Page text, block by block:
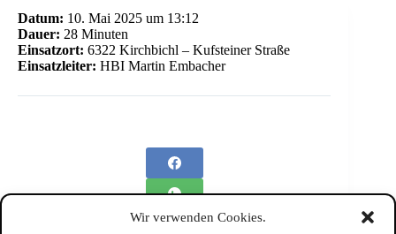
Wir verwenden Cookies.
Datum: 10. Mai 2025 um 13:12
Dauer: 28 Minuten
Einsatzort: 6322 Kirchbichl – Kufsteiner Straße
Einsatzleiter: HBI Martin Embacher